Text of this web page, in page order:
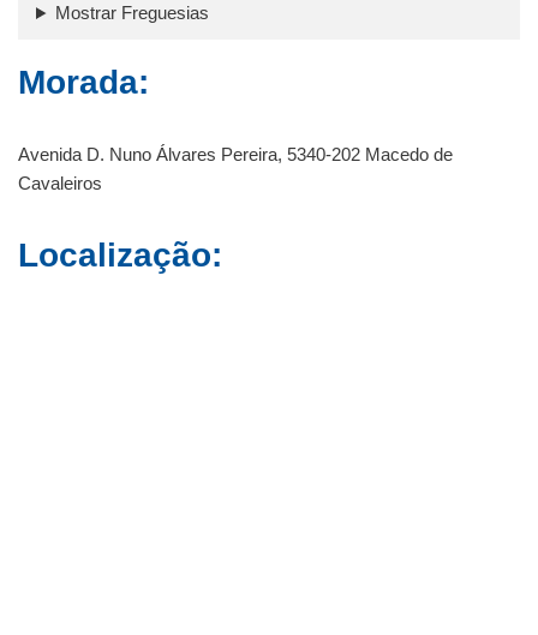
Mostrar Freguesias
Morada:
Avenida D. Nuno Álvares Pereira, 5340-202 Macedo de
Cavaleiros
Localização: